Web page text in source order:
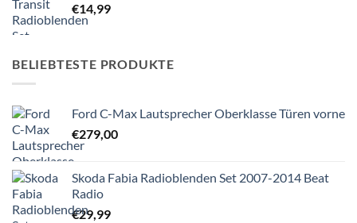
€14,99
BELIEBTESTE PRODUKTE
Ford C-Max Lautsprecher Oberklasse Türen vorne
€279,00
Skoda Fabia Radioblenden Set 2007-2014 Beat
Radio
€29,99